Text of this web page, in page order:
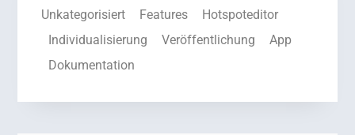
Unkategorisiert
Features
Hotspoteditor
Individualisierung
Veröffentlichung
App
Dokumentation